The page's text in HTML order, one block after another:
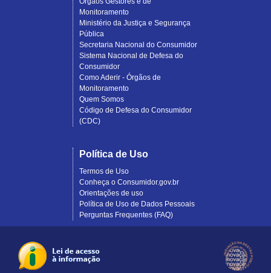
Monitoramento
Ministério da Justiça e Segurança
Pública
Secretaria Nacional do Consumidor
Sistema Nacional de Defesa do
Consumidor
Como Aderir - Órgãos de
Monitoramento
Quem Somos
Código de Defesa do Consumidor
(CDC)
Política de Uso
Termos de Uso
Conheça o Consumidor.gov.br
Orientações de uso
Política de Uso de Dados Pessoais
Perguntas Frequentes (FAQ)